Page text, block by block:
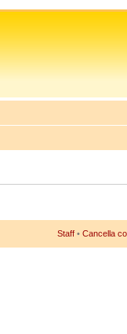
Staff • Cancella